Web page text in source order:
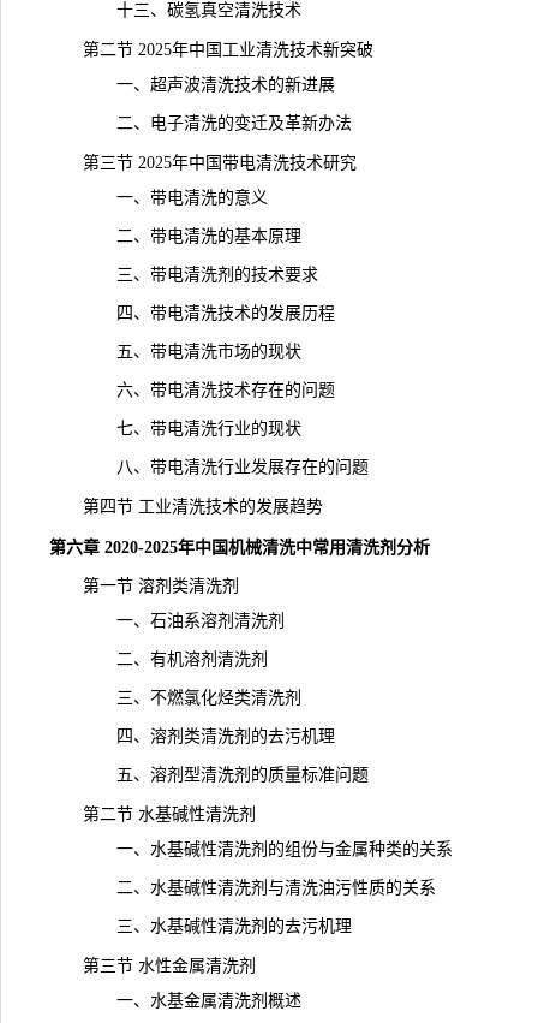
十三、碳氢真空清洗技术
第二节 2025年中国工业清洗技术新突破
一、超声波清洗技术的新进展
二、电子清洗的变迁及革新办法
第三节 2025年中国带电清洗技术研究
一、带电清洗的意义
二、带电清洗的基本原理
三、带电清洗剂的技术要求
四、带电清洗技术的发展历程
五、带电清洗市场的现状
六、带电清洗技术存在的问题
七、带电清洗行业的现状
八、带电清洗行业发展存在的问题
第四节 工业清洗技术的发展趋势
第六章 2020-2025年中国机械清洗中常用清洗剂分析
第一节 溶剂类清洗剂
一、石油系溶剂清洗剂
二、有机溶剂清洗剂
三、不燃氯化烃类清洗剂
四、溶剂类清洗剂的去污机理
五、溶剂型清洗剂的质量标准问题
第二节 水基碱性清洗剂
一、水基碱性清洗剂的组份与金属种类的关系
二、水基碱性清洗剂与清洗油污性质的关系
三、水基碱性清洗剂的去污机理
第三节 水性金属清洗剂
一、水基金属清洗剂概述